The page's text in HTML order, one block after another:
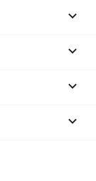



keyboard_arrow_down